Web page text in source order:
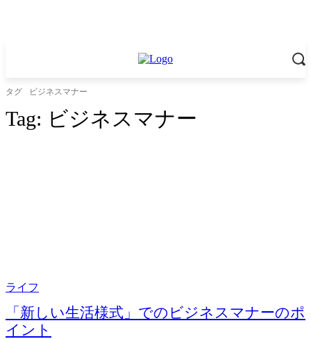
タグ ビジネスマナー
Tag: ビジネスマナー
ライフ
「新しい生活様式」でのビジネスマナーのポ
イント